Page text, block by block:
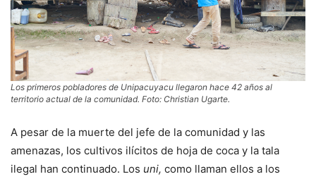
Los primeros pobladores de Unipacuyacu llegaron hace 42 años al
territorio actual de la comunidad. Foto: Christian Ugarte.
A pesar de la muerte del jefe de la comunidad y las
amenazas, los cultivos ilícitos de hoja de coca y la tala
ilegal han continuado. Los uni, como llaman ellos a los